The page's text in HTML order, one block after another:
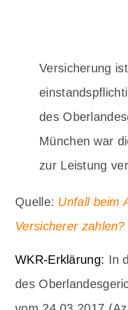
Versicherung
des
München war
zur Leistung
Quelle: Unfall beim
Versicherer
WKR-Erklärung: In
des